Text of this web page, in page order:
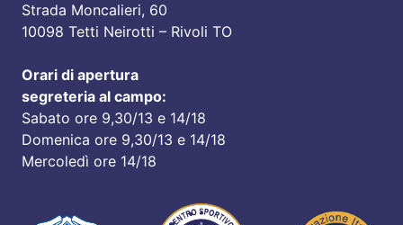
Strada Moncalieri, 60
10098 Tetti Neirotti – Rivoli TO
Orari di apertura
segreteria al campo:
Sabato ore 9,30/13 e 14/18
Domenica ore 9,30/13 e 14/18
Mercoledì ore 14/18